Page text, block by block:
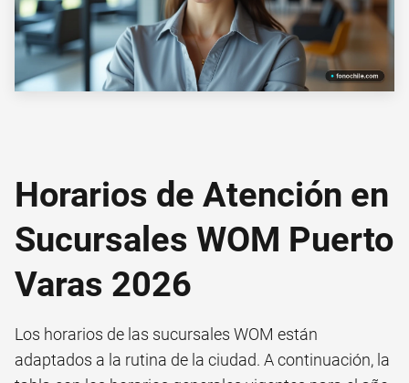
Horarios de Atención en
Sucursales WOM Puerto
Varas 2026
Los horarios de las sucursales WOM están
adaptados a la rutina de la ciudad. A continuación, la